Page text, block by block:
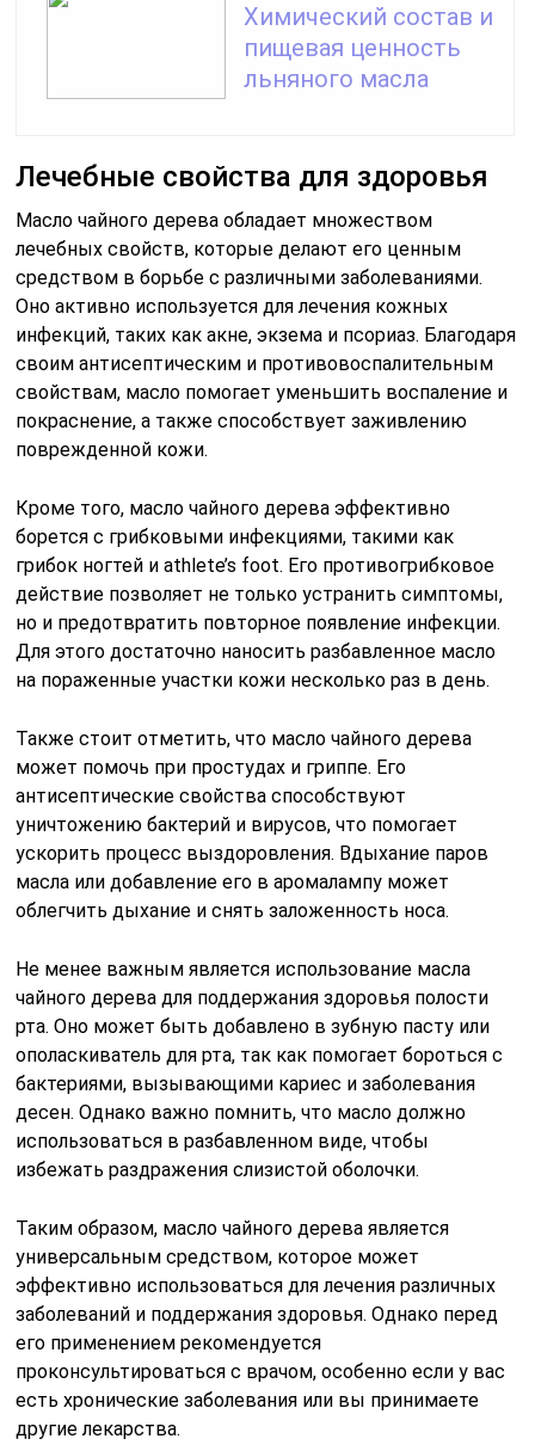
Химический состав и
пищевая ценность
льняного масла
Лечебные свойства для здоровья
Масло чайного дерева обладает множеством
лечебных свойств, которые делают его ценным
средством в борьбе с различными заболеваниями.
Оно активно используется для лечения кожных
инфекций, таких как акне, экзема и псориаз. Благодаря
своим антисептическим и противовоспалительным
свойствам, масло помогает уменьшить воспаление и
покраснение, а также способствует заживлению
поврежденной кожи.
Кроме того, масло чайного дерева эффективно
борется с грибковыми инфекциями, такими как
грибок ногтей и athlete’s foot. Его противогрибковое
действие позволяет не только устранить симптомы,
но и предотвратить повторное появление инфекции.
Для этого достаточно наносить разбавленное масло
на пораженные участки кожи несколько раз в день.
Также стоит отметить, что масло чайного дерева
может помочь при простудах и гриппе. Его
антисептические свойства способствуют
уничтожению бактерий и вирусов, что помогает
ускорить процесс выздоровления. Вдыхание паров
масла или добавление его в аромалампу может
облегчить дыхание и снять заложенность носа.
Не менее важным является использование масла
чайного дерева для поддержания здоровья полости
рта. Оно может быть добавлено в зубную пасту или
ополаскиватель для рта, так как помогает бороться с
бактериями, вызывающими кариес и заболевания
десен. Однако важно помнить, что масло должно
использоваться в разбавленном виде, чтобы
избежать раздражения слизистой оболочки.
Таким образом, масло чайного дерева является
универсальным средством, которое может
эффективно использоваться для лечения различных
заболеваний и поддержания здоровья. Однако перед
его применением рекомендуется
проконсультироваться с врачом, особенно если у вас
есть хронические заболевания или вы принимаете
другие лекарства.